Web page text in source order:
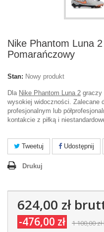
Nike Phantom Luna
Pomarańczowy
Stan: Nowy produkt
Dla Nike Phantom Luna 2 graczy
wysokiej widoczności. Zalecane
profesjonalnym lub
kontakcie z piłką i
Tweetuj Udostępnij
Drukuj
624,00 zł
-476,00 zł 1 100,00 zł